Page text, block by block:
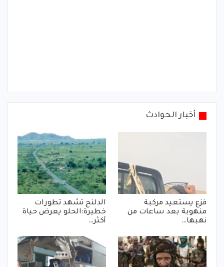
أخبار الحوادث
فزع يستعيد مركبة
منهوبة بعد ساعات من
نهبها…
الدلنج تشهد تطورات
خطيرة:الحلو يعرض حياة
أكثر…